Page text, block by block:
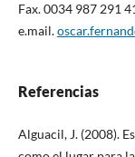
Fax. 0034 987 291
e.mail.
Referencias
Alguacil, J. (2008).